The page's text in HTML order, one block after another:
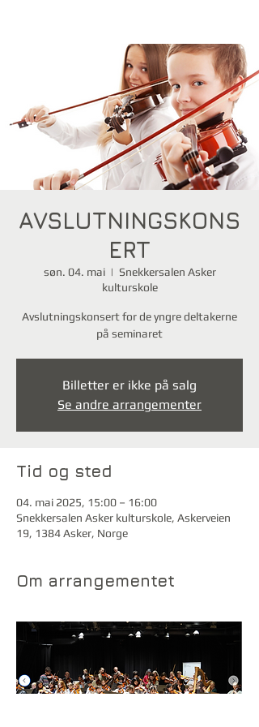
AVSLUTNINGSKONS
ERT
søn. 04. mai
  |
Snekkersalen Asker
kulturskole
Avslutningskonsert for de yngre deltakerne
på seminaret
Billetter er ikke på salg
Se andre arrangementer
Tid og sted
04. mai 2025, 15:00 – 16:00
Snekkersalen Asker kulturskole, Askerveien
19, 1384 Asker, Norge
Om arrangementet